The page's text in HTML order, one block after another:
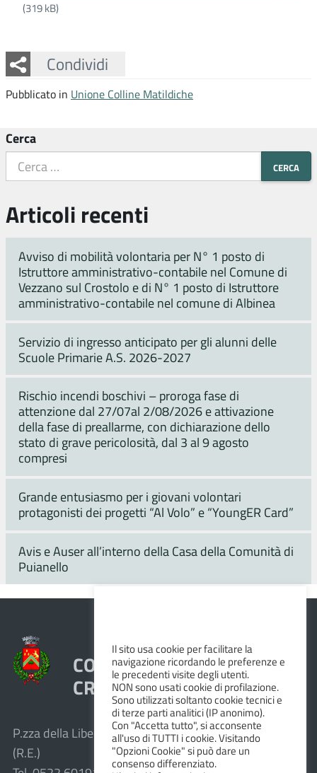
(319 kB)
Condividi
Facebook
Twitter
Whatsapp
Pubblicato in Unione Colline Matildiche
Cerca
Articoli recenti
Avviso di mobilità volontaria per N° 1 posto di
Istruttore amministrativo-contabile nel Comune di
Vezzano sul Crostolo e di N° 1 posto di Istruttore
amministrativo-contabile nel comune di Albinea
Servizio di ingresso anticipato per gli alunni delle
Scuole Primarie A.S. 2026-2027
Rischio incendi boschivi – proroga fase di
attenzione dal 27/07al 2/08/2026 e attivazione
della fase di preallarme, con dichiarazione dello
stato di grave pericolosità, dal 3 al 9 agosto
compresi
Grande entusiasmo per i giovani volontari
protagonisti dei progetti “Al Volo” e “YoungER Card”
Avis e Auser all’interno della Casa della Comunità di
Puianello
COMUNE DI VEZZANO SUL
CROSTOLO
P.zza della Libertà, 1 – 42030 Vezzano sul Crostolo
(R.E.)
Il sito usa cookie per facilitare la
navigazione ricordando le preferenze e
le precedenti visite degli utenti.
NON sono usati cookie di profilazione.
Sono utilizzati soltanto cookie tecnici e
di terze parti analitici (IP anonimo).
Con "Accetta tutto", si acconsente
all'uso di TUTTI i cookie. Visitando
"Opzioni Cookie" si può dare un
consenso differenziato.